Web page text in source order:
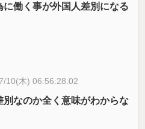
に働く事が外国人差別になる
10(木) 06:56:28.02
別なのか全く意味がわからな